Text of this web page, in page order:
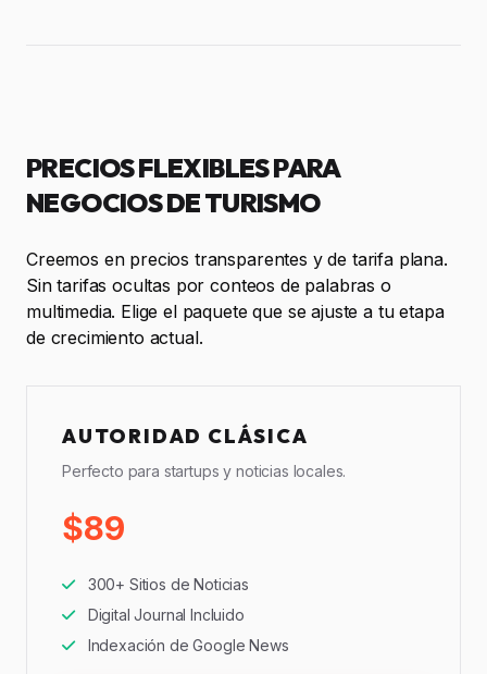
PRECIOS FLEXIBLES PARA
NEGOCIOS DE TURISMO
Creemos en precios transparentes y de tarifa plana.
Sin tarifas ocultas por conteos de palabras o
multimedia. Elige el paquete que se ajuste a tu etapa
de crecimiento actual.
AUTORIDAD CLÁSICA
Perfecto para startups y noticias locales.
$89
300+ Sitios de Noticias
Digital Journal Incluido
Indexación de Google News